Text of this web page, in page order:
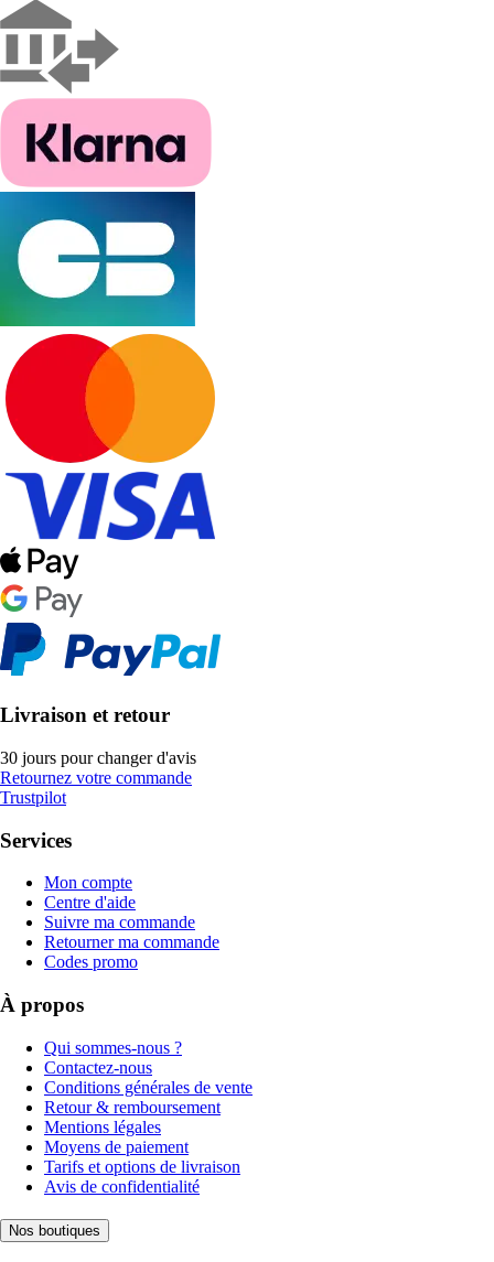
Livraison et retour
30 jours pour changer d'avis
Retournez votre commande
Trustpilot
Services
Mon compte
Centre d'aide
Suivre ma commande
Retourner ma commande
Codes promo
À propos
Qui sommes-nous ?
Contactez-nous
Conditions générales de vente
Retour & remboursement
Mentions légales
Moyens de paiement
Tarifs et options de livraison
Avis de confidentialité
Nos boutiques